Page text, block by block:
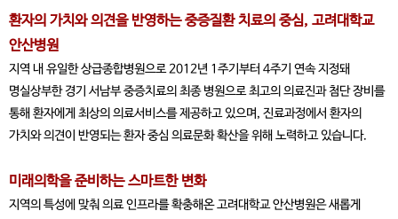
환자의 가치와 의견을 반영하는 중증질환 치료의 중심, 고려대학교
안산병원
지역 내 유일한 상급종합병원으로 2012년 1주기부터 4주기 연속 지정돼
명실상부한 경기 서남부 중증치료의 최종 병원으로 최고의 의료진과 첨단 장비를
통해 환자에게 최상의 의료서비스를 제공하고 있으며, 진료과정에서 환자의
가치와 의견이 반영되는 환자 중심 의료문화 확산을 위해 노력하고 있습니다.
미래의학을 준비하는 스마트한 변화
지역의 특성에 맞춰 의료 인프라를 확충해온 고려대학교 안산병원은 새롭게